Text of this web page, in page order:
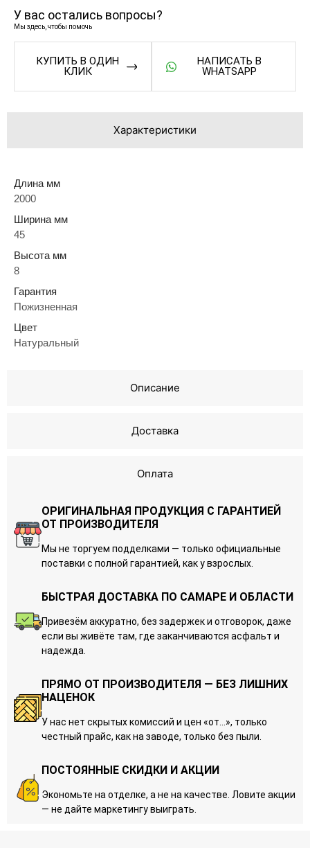
У вас остались вопросы?
Мы здесь, чтобы помочь
КУПИТЬ В ОДИН
КЛИК
НАПИСАТЬ В
WHATSAPP
Характеристики
Описание
Доставка
Оплата
Длина мм
2000
Ширина мм
45
Высота мм
8
Гарантия
Пожизненная
Цвет
Натуральный
ОРИГИНАЛЬНАЯ ПРОДУКЦИЯ С ГАРАНТИЕЙ
ОТ ПРОИЗВОДИТЕЛЯ
Мы не торгуем подделками — только официальные
поставки с полной гарантией, как у взрослых.
БЫСТРАЯ ДОСТАВКА ПО САМАРЕ И ОБЛАСТИ
Привезём аккуратно, без задержек и отговорок, даже
если вы живёте там, где заканчиваются асфальт и
надежда.
ПРЯМО ОТ ПРОИЗВОДИТЕЛЯ — БЕЗ ЛИШНИХ
НАЦЕНОК
У нас нет скрытых комиссий и цен «от…», только
честный прайс, как на заводе, только без пыли.
ПОСТОЯННЫЕ СКИДКИ И АКЦИИ
Экономьте на отделке, а не на качестве. Ловите акции
— не дайте маркетингу выиграть.